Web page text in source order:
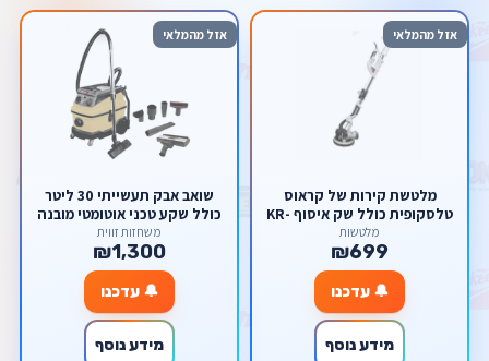
אזל מהמלאי
מלטשת קירות של קראוס
טלסקופית כולל שק איסוף KR-
2259-LED
מלטשות
₪699
🔔 עדכנו
מידע נוסף
אזל מהמלאי
שואב אבק תעשייתי 30 ליטר
כולל שקע טכני אוטומטי מובנה
ייעודי למלטשת קירות
KRAUSS KR-6060-P 2000W
משחזות זווית
₪1,300
🔔 עדכנו
מידע נוסף